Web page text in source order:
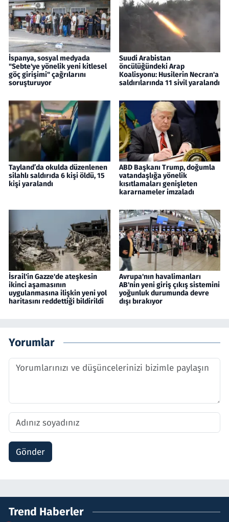
İspanya, sosyal medyada
"Sebte'ye yönelik yeni kitlesel
göç girişimi" çağrılarını
soruşturuyor
Suudi Arabistan
öncülüğündeki Arap
Koalisyonu: Husilerin Necran'a
saldırılarında 11 sivil yaralandı
Tayland’da okulda düzenlenen
silahlı saldırıda 6 kişi öldü, 15
kişi yaralandı
ABD Başkanı Trump, doğumla
vatandaşlığa yönelik
kısıtlamaları genişleten
kararnameler imzaladı
İsrail'in Gazze'de ateşkesin
ikinci aşamasının
uygulanmasına ilişkin yeni yol
haritasını reddettiği bildirildi
Avrupa'nın havalimanları
AB'nin yeni giriş çıkış sistemini
yoğunluk durumunda devre
dışı bırakıyor
Yorumlar
Gönder
Trend Haberler